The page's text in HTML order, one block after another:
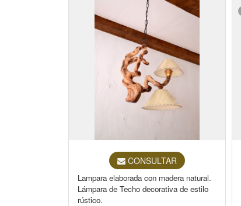
CONSULTAR
Lampara elaborada con madera natural.
Lámpara de Techo decorativa de estilo
rústico.